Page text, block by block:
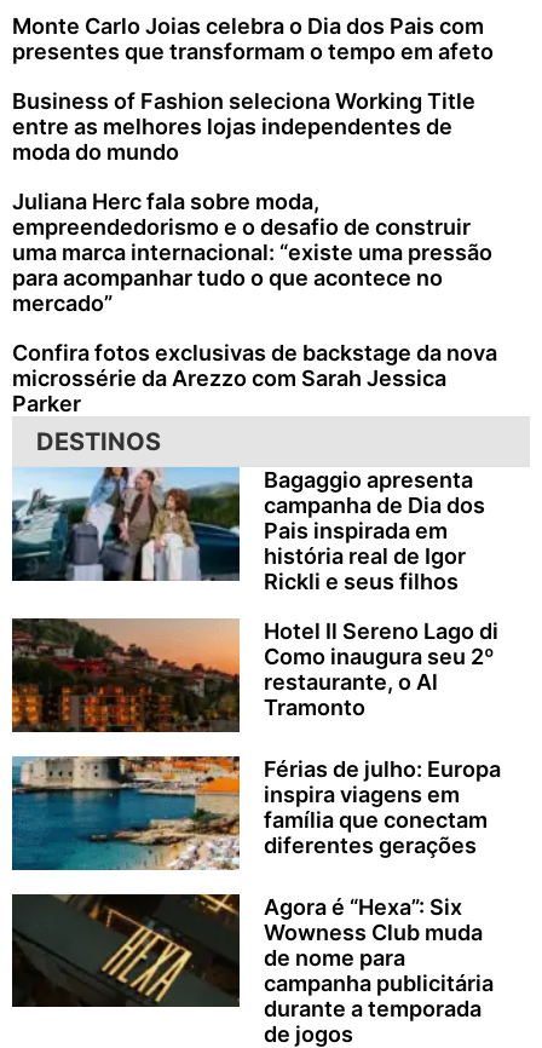
Monte Carlo Joias celebra o Dia dos Pais com
presentes que transformam o tempo em afeto
Business of Fashion seleciona Working Title
entre as melhores lojas independentes de
moda do mundo
Juliana Herc fala sobre moda,
empreendedorismo e o desafio de construir
uma marca internacional: “existe uma pressão
para acompanhar tudo o que acontece no
mercado”
Confira fotos exclusivas de backstage da nova
microssérie da Arezzo com Sarah Jessica
Parker
DESTINOS
Bagaggio apresenta
campanha de Dia dos
Pais inspirada em
história real de Igor
Rickli e seus filhos
Hotel Il Sereno Lago di
Como inaugura seu 2º
restaurante, o Al
Tramonto
Férias de julho: Europa
inspira viagens em
família que conectam
diferentes gerações
Agora é “Hexa”: Six
Wowness Club muda
de nome para
campanha publicitária
durante a temporada
de jogos